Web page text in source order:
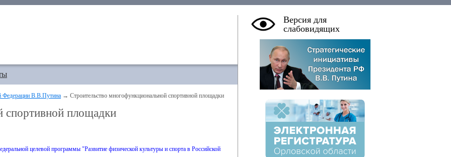
Федерации В.В.Путина → Строительство многофункциональной спортивной площадки
спортивной площадки
целевой программы "Развитие физической культуры и спорта в Российской
Версия для
слабовидящих